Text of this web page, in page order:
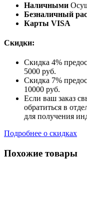
Наличными
Безналичный
Карты VISA
Скидки:
Скидка 4%
5000 руб.
Скидка 7%
10000 руб.
Если ваш заказ
обратиться в
для получения
Подробнее о скидках
Похожие товары